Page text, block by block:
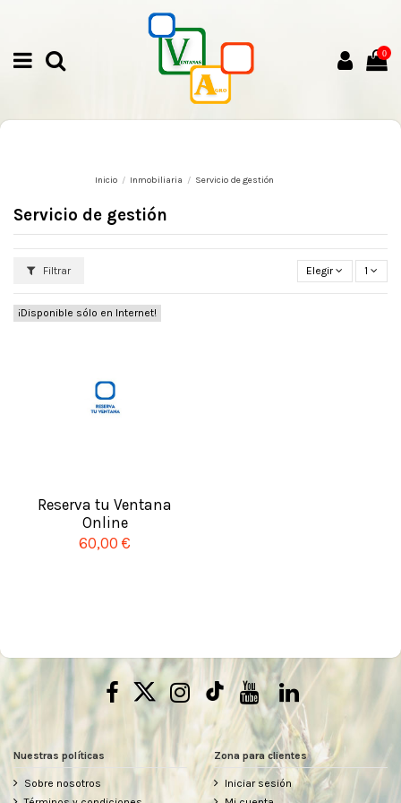
0
Inicio Inmobiliaria Servicio de gestión
Servicio de gestión
Filtrar Elegir 1
¡Disponible sólo en Internet!
Reserva tu Ventana
Online
60,00 €
Nuestras políticas
Sobre nosotros
Zona para clientes
Iniciar sesión